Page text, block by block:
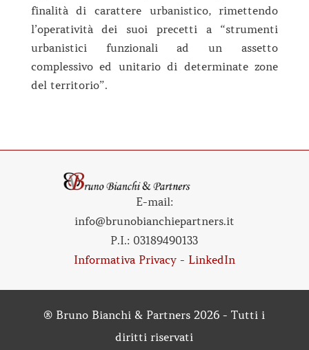
finalità di carattere urbanistico, rimettendo
l’operatività dei suoi precetti a “strumenti
urbanistici funzionali ad un assetto
complessivo ed unitario di determinate zone
del territorio”.
E-mail:
info@brunobianchiepartners.it
P.I.: 03189490133
Informativa Privacy- LinkedIn
® Bruno Bianchi & Partners 2026 - Tutti i
diritti riservati